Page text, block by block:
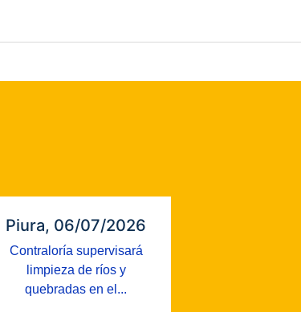
Piura, 06/07/2026
Contraloría supervisará
limpieza de ríos y
quebradas en el...